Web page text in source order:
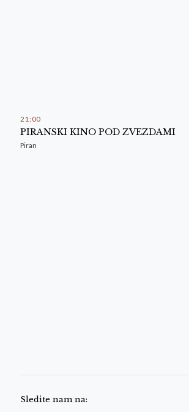
21 : 00
PIRANSKI KINO POD ZVEZDAMI
Piran
Sledite nam na: